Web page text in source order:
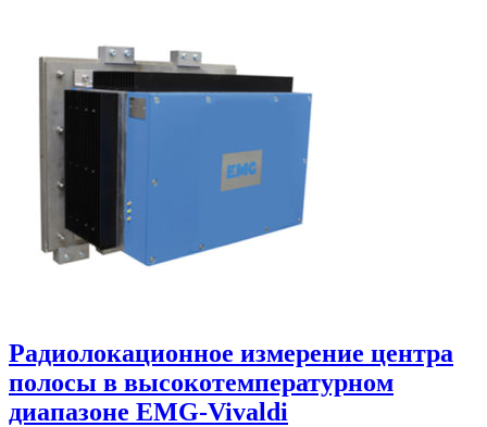
Радиолокационное измерение центра
полосы в высокотемпературном
диапазоне EMG-Vivaldi